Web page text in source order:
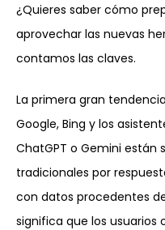
¿Quieres saber cómo
aprovechar las nuevas
contamos las claves.
La primera gran
Google, Bing y los
ChatGPT o Gemini están
tradicionales por
con datos procedentes
significa que los